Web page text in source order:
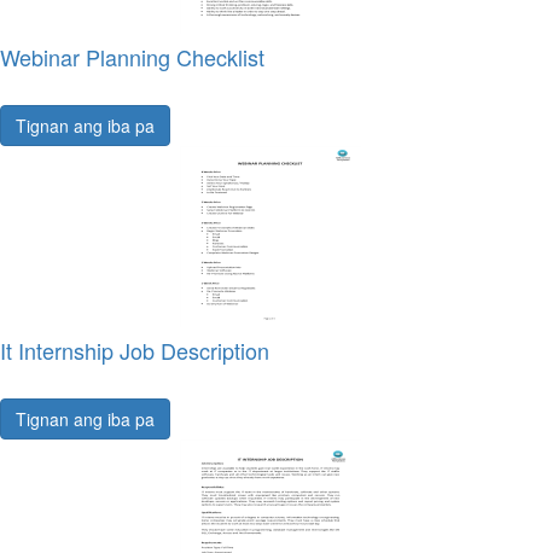
Webinar Planning Checklist
Tignan ang iba pa
It Internship Job Description
Tignan ang iba pa